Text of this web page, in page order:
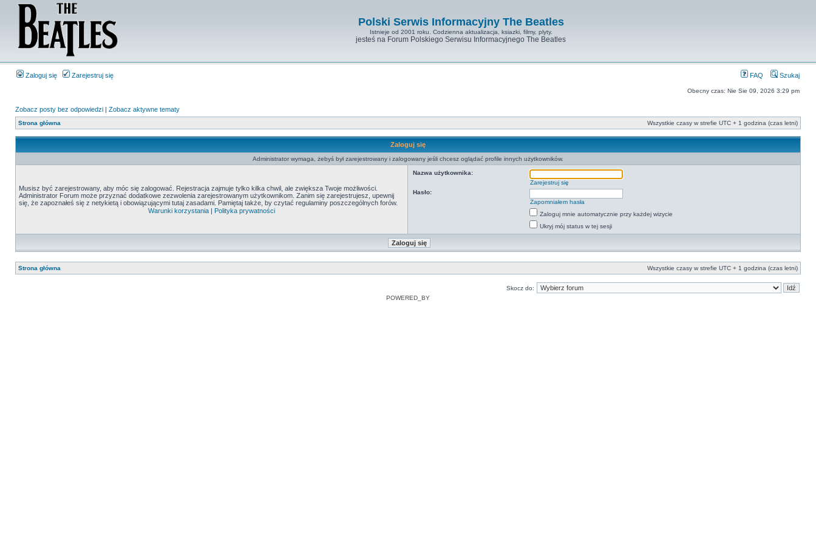
Polski Serwis Informacyjny The Beatles
Istnieje od 2001 roku. Codzienna aktualizacja, ksiazki, filmy, plyty.
jesteś na Forum Polskiego Serwisu Informacyjnego The Beatles
Zaloguj się Zarejestruj się FAQ Szukaj
Obecny czas: Nie Sie 09, 2026 3:29 pm
Zobacz posty bez odpowiedzi | Zobacz aktywne tematy
Strona główna Wszystkie czasy w strefie UTC + 1 godzina (czas letni)
Zaloguj się
Administrator wymaga, żebyś był zarejestrowany i zalogowany jeśli chcesz oglądać profile innych użytkowników.
Musisz być zarejestrowany, aby móc się zalogować. Rejestracja zajmuje tylko kilka chwil, ale zwiększa Twoje możliwości.
Administrator Forum może przyznać dodatkowe zezwolenia zarejestrowanym użytkownikom. Zanim się zarejestrujesz, upewnij
się, że zapoznałeś się z netykietą i obowiązującymi tutaj zasadami. Pamiętaj także, by czytać regulaminy poszczególnych forów.
Warunki korzystania | Polityka prywatności
Nazwa użytkownika:
Zarejestruj się
Hasło:
Zapomniałem hasła
Zaloguj mnie automatycznie przy każdej wizycie
Ukryj mój status w tej sesji
Strona główna Wszystkie czasy w strefie UTC + 1 godzina (czas letni)
Skocz do:
POWERED_BY